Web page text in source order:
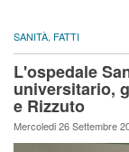
SANITÀ, FATTI
L'ospedale
universitario,
e Rizzuto
Mercoledi 26 Settembre